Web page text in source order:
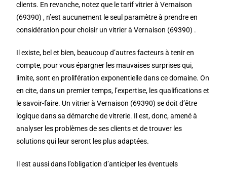
clients. En revanche, notez que le tarif vitrier à Vernaison
(69390) , n’est aucunement le seul paramètre à prendre en
considération pour choisir un vitrier à Vernaison (69390) .
Il existe, bel et bien, beaucoup d’autres facteurs à tenir en
compte, pour vous épargner les mauvaises surprises qui,
limite, sont en prolifération exponentielle dans ce domaine. On
en cite, dans un premier temps, l’expertise, les qualifications et
le savoir-faire. Un vitrier à Vernaison (69390) se doit d’être
logique dans sa démarche de vitrerie. Il est, donc, amené à
analyser les problèmes de ses clients et de trouver les
solutions qui leur seront les plus adaptées.
Il est aussi dans l’obligation d’anticiper les éventuels